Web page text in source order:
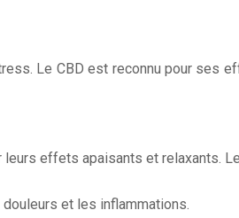
Le CBD est reconnu pour ses
effets apaisants et relaxants.
et les inflammations.